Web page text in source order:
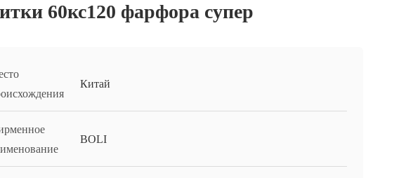
60кс120 фарфора супер
Китай
BOLI